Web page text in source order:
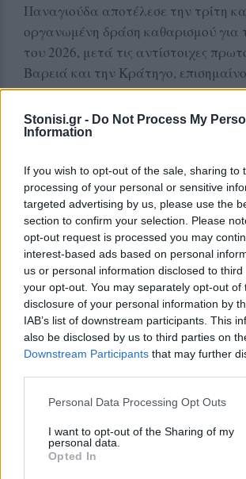
Stonisi.gr - Do Not Process My
Information
If you wish to opt-out of the sale, sharing to
processing of your personal or sensitive
targeted advertising by us, please use the
section to confirm your selection. Please
opt-out request is processed you may
interest-based ads based on personal
us or personal information disclosed to
your opt-out. You may separately opt-out of
disclosure of your personal information by
IAB’s list of downstream participants. This
also be disclosed by us to third parties on
Downstream Participants that may further
Personal Data Processing Opt Outs
I want to opt-out of the Sharing of my
personal data.
Opted In
Παναγιούδα αποτέλεσε την τρίτη
οργανωμένη δράση καθαρισμού για
του 2026, μετά τις αντίστοιχες
Βαρειά και την Κράτηγο,
κάθε φορά αυξάνεται η συμμετοχή
εθελοντών.
γνώσης
Οι δράσεις της Φοιτητικής
συνδέονται άμεσα με τον
χαρακτήρα του Πανεπιστημίου
ιδιαίτερα με τα τμήματα που
στους τομείς του περιβάλλοντος
θαλάσσιων επιστημών.
Το Τμήμα Ωκεανογραφίας και
Βιοεπιστημών αλλά και το Τμήμα
αποτελούν βασικούς πυλώνες
εκπαίδευσης γύρω από την
μεταφέρουν τη γνώση αυτή και
από εθελοντικές παρεμβάσεις.